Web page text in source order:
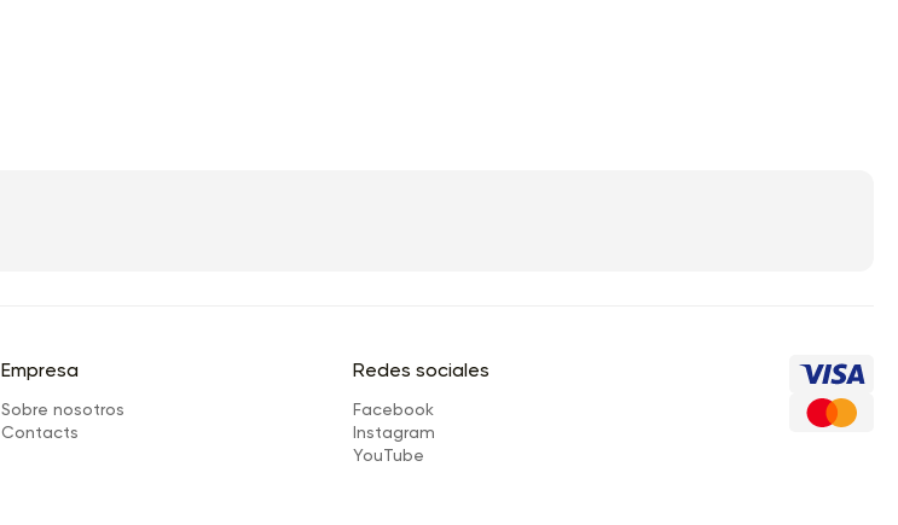
Empresa
Sobre nosotros
Сontacts
Redes sociales
Facebook
Instagram
YouTube